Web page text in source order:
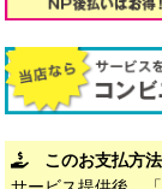
このお支払方